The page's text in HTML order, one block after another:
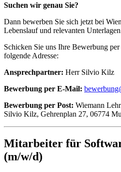
Suchen wir genau Sie?
Dann bewerben Sie sich jetzt bei
Lebenslauf und relevanten
Schicken Sie uns Ihre Bewerbung
folgende Adresse:
Ansprechpartner: Herr Silvio Kilz
Bewerbung per E-Mail:
Bewerbung per Post: Wiemann
Silvio Kilz, Gehrenplan 27, 06774
Mitarbeiter für
(m/w/d)